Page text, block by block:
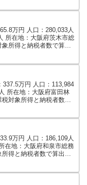
万円 人口：280,033人
所在地：大阪府茨木市総
所得と納税者数で算出
万円 人口：113,984
所在地：大阪府富田林
対象所得と納税者数で
万円 人口：186,109人
在地：大阪府和泉市総務
得と納税者数で算出し